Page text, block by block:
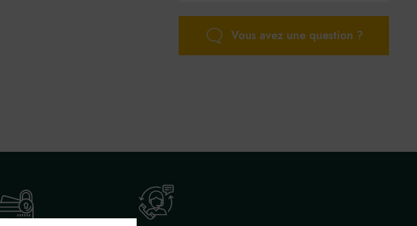
Vous avez une question ?